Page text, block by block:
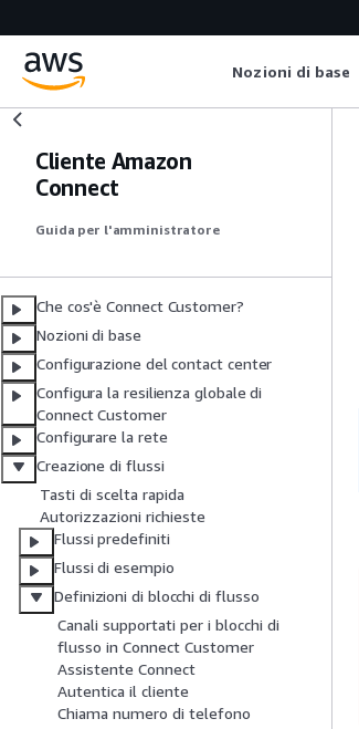
Nozioni di base
Cliente Amazon
Connect
Guida per l'amministratore
Che cos'è Connect Customer?
Nozioni di base
Configurazione del contact center
Configura la resilienza globale di
Connect Customer
Configurare la rete
Creazione di flussi
Tasti di scelta rapida
Autorizzazioni richieste
Flussi predefiniti
Flussi di esempio
Definizioni di blocchi di flusso
Canali supportati per i blocchi di
flusso in Connect Customer
Assistente Connect
Autentica il cliente
Chiama numero di telefono